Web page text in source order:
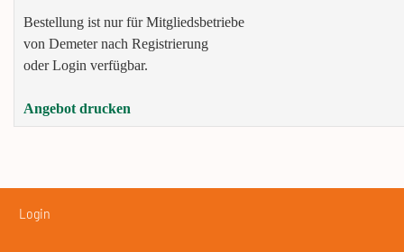
Bestellung ist nur für Mitgliedsbetriebe
von Demeter nach Registrierung
oder Login verfügbar.
Angebot drucken
Login